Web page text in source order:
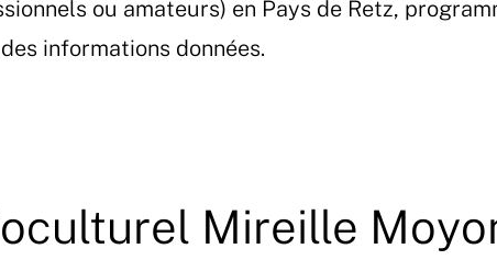
ou amateurs) en Pays de Retz,
informations données.
Mireille